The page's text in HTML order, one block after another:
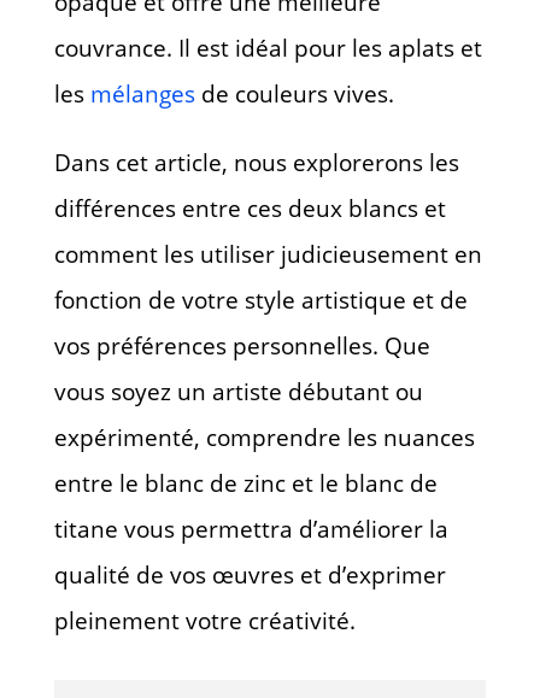
couvrance. Il est idéal pour les aplats et
les mélangesde couleurs vives.
Dans cet article, nous explorerons les
différences entre ces deux blancs et
comment les utiliser judicieusement en
fonction de votre style artistique et de
vos préférences personnelles. Que
vous soyez un artiste débutant ou
expérimenté, comprendre les nuances
entre le blanc de zinc et le blanc de
titane vous permettra d’améliorer la
qualité de vos œuvres et d’exprimer
pleinement votre créativité.